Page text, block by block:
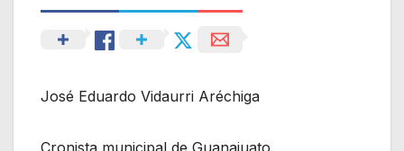
José Eduardo Vidaurri Aréchiga